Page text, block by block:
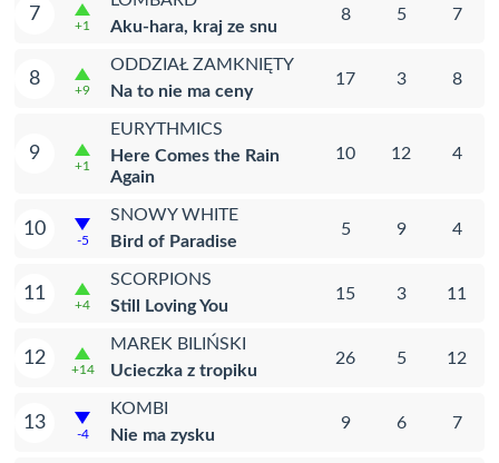
7
+1
Aku-hara, kraj ze snu
8 5 7
8
+9
ODDZIAŁ ZAMKNIĘTY
Na to nie ma ceny
17 3 8
9
+1
EURYTHMICS
Here Comes the Rain
Again
10 12 4
10
-5
SNOWY WHITE
Bird of Paradise
5 9 4
11
+4
SCORPIONS
Still Loving You
15 3 11
12
+14
MAREK BILIŃSKI
Ucieczka z tropiku
26 5 12
13
-4
KOMBI
Nie ma zysku
9 6 7